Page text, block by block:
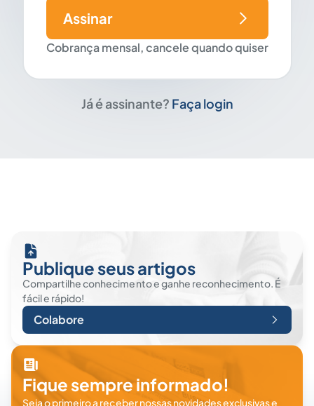
Cobrança mensal, cancele quando quiser
Assinar
Já é assinante? Faça login
Publique seus artigos
Compartilhe conhecimento e ganhe reconhecimento. É
fácil e rápido!
Colabore
Fique sempre informado!
Seja o primeiro a receber nossas novidades exclusivas e